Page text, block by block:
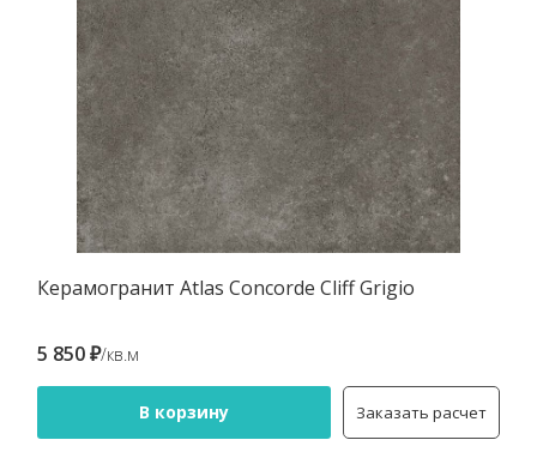
Керамогранит Atlas Concorde Cliff Grigio
5 850 ₽/кв.м
В корзину Заказать расчет